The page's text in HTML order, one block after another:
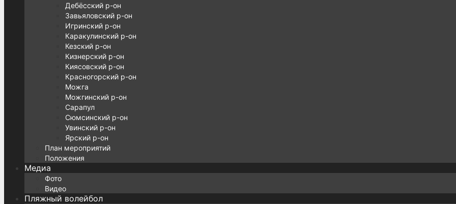
Дебёсский р-он
Завьяловский р-он
Игринский р-он
Каракулинский р-он
Кезский р-он
Кизнерский р-он
Киясовский р-он
Красногорский р-он
Можга
Можгинский р-он
Сарапул
Сюмсинский р-он
Увинский р-он
Ярский р-он
План мероприятий
Положения
Медиа
Фото
Видео
Пляжный волейбол